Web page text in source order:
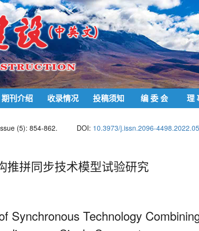
期刊介绍 收录情况 投稿须知 编 委 会 理
(5): 854-862. DOI: 10.3973/j.issn.2096-
推拼同步技术模型试验研究
Synchronous Technology